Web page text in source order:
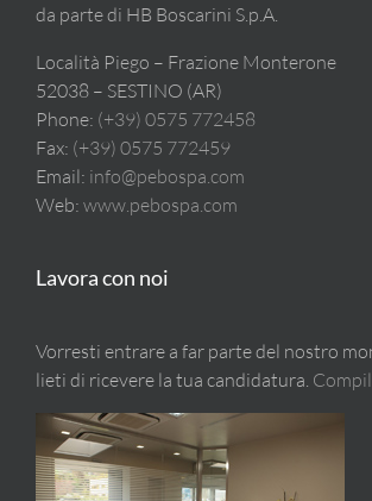
da parte di HB Boscarini S.p.A.
Località Piego – Frazione Monterone
52038 – SESTINO (AR)
Phone: (+39) 0575 772458
Fax: (+39) 0575 772459
Email: info@pebospa.com
Web: www.pebospa.com
Lavora con noi
Vorresti entrare a far parte del nostro
lieti di ricevere la tua candidatura.